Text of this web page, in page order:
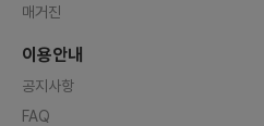
매거진
이용안내
공지사항
FAQ